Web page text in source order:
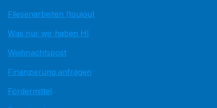
Fliesenarbeiten (toujou)
Was nur wir haben HI
Weihnachtspost
Finanzierung anfragen
Fördermittel